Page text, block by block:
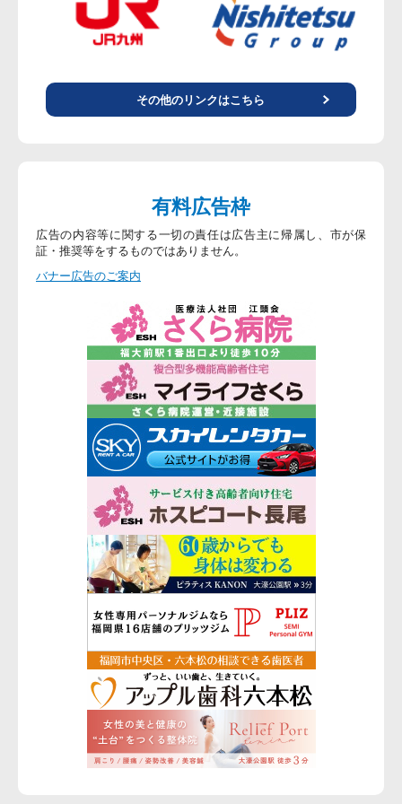
その他のリンクはこちら
有料広告枠
広告の内容等に関する一切の責任は広告主に帰属し、市が保
証・推奨等をするものではありません。
バナー広告のご案内